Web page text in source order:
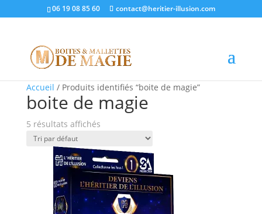
06 19 08 85 60 contact@heritier-illusion.com
Accueil / Produits identifiés “boite de magie”
boite de magie
5 résultats affichés
Promo !
Promo !
Promo !
Promo !
Promo !